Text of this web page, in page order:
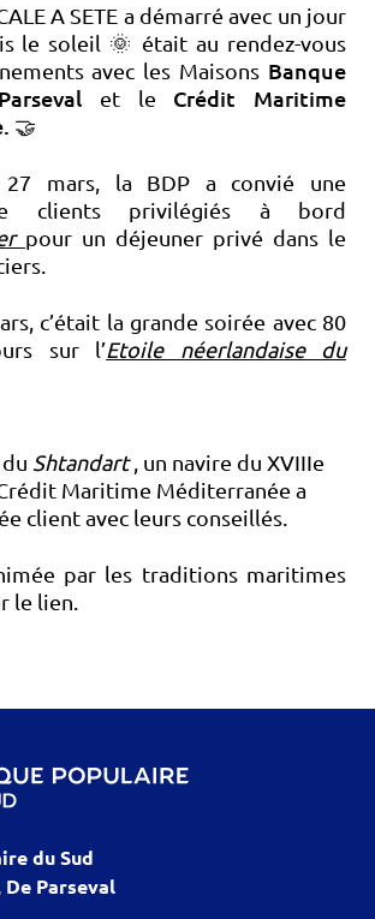
A SETE a démarré avec un jour
le soleil 🌞 était au rendez-vous
avec les Maisons Banque
et le Crédit Maritime
🤝
27 mars, la BDP a convié une
clients privilégiés à bord
pour un déjeuner privé dans le
c’était la grande soirée avec 80
sur l’Etoile néerlandaise du
Shtandart , un navire du XVIIIe
Maritime Méditerranée a
client avec leurs conseillés.
par les traditions maritimes
le lien.
du Sud
De Parseval